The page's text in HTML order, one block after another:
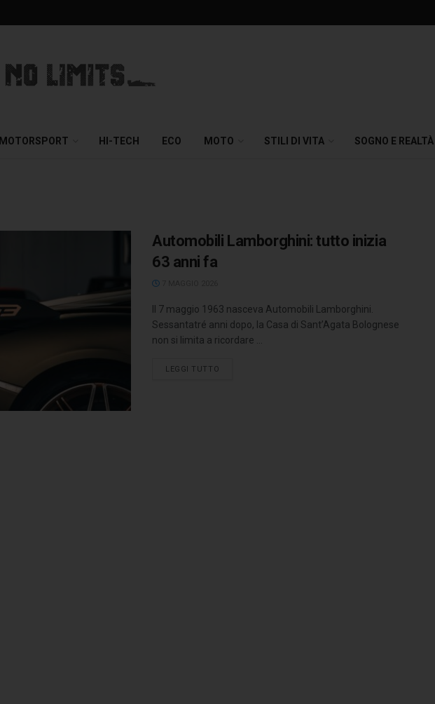
MOTORSPORT HI-TECH ECO MOTO STILI DI VITA SOGNO E REALTÀ
Automobili Lamborghini: tutto inizia
63 anni fa
Il 7 maggio 1963 nasceva Automobili Lamborghini.
Sessantatré anni dopo, la Casa di Sant’Agata Bolognese
non si limita a ricordare ...
LEGGI TUTTO